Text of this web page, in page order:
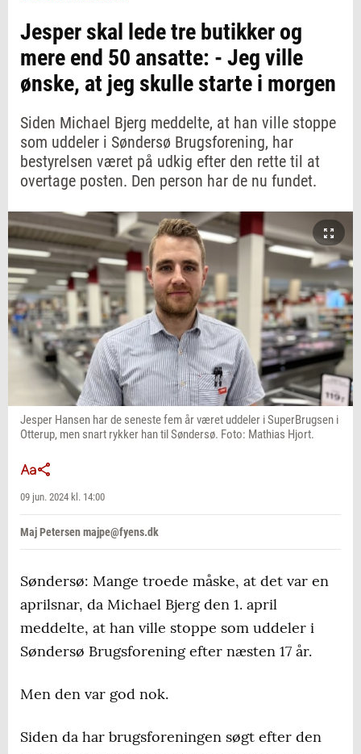
Jesper skal lede tre butikker og
mere end 50 ansatte: - Jeg ville
ønske, at jeg skulle starte i morgen
Siden Michael Bjerg meddelte, at han ville stoppe
som uddeler i Søndersø Brugsforening, har
bestyrelsen været på udkig efter den rette til at
overtage posten. Den person har de nu fundet.
Jesper Hansen har de seneste fem år været uddeler i SuperBrugsen i
Otterup, men snart rykker han til Søndersø. Foto: Mathias Hjort.
09 jun. 2024 kl. 14:00
Maj Petersen majpe@fyens.dk
Søndersø: Mange troede måske, at det var en
aprilsnar, da Michael Bjerg den 1. april
meddelte, at han ville stoppe som uddeler i
Søndersø Brugsforening efter næsten 17 år.
Men den var god nok.
Siden da har brugsforeningen søgt efter den